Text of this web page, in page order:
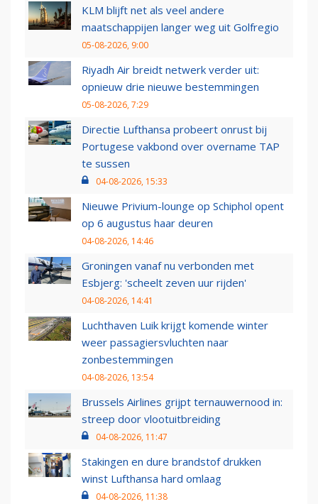
KLM blijft net als veel andere
maatschappijen langer weg uit Golfregio
05-08-2026, 9:00
Riyadh Air breidt netwerk verder uit:
opnieuw drie nieuwe bestemmingen
05-08-2026, 7:29
Directie Lufthansa probeert onrust bij
Portugese vakbond over overname TAP
te sussen
04-08-2026, 15:33
Nieuwe Privium-lounge op Schiphol opent
op 6 augustus haar deuren
04-08-2026, 14:46
Groningen vanaf nu verbonden met
Esbjerg: 'scheelt zeven uur rijden'
04-08-2026, 14:41
Luchthaven Luik krijgt komende winter
weer passagiersvluchten naar
zonbestemmingen
04-08-2026, 13:54
Brussels Airlines grijpt ternauwernood in:
streep door vlootuitbreiding
04-08-2026, 11:47
Stakingen en dure brandstof drukken
winst Lufthansa hard omlaag
04-08-2026, 11:38